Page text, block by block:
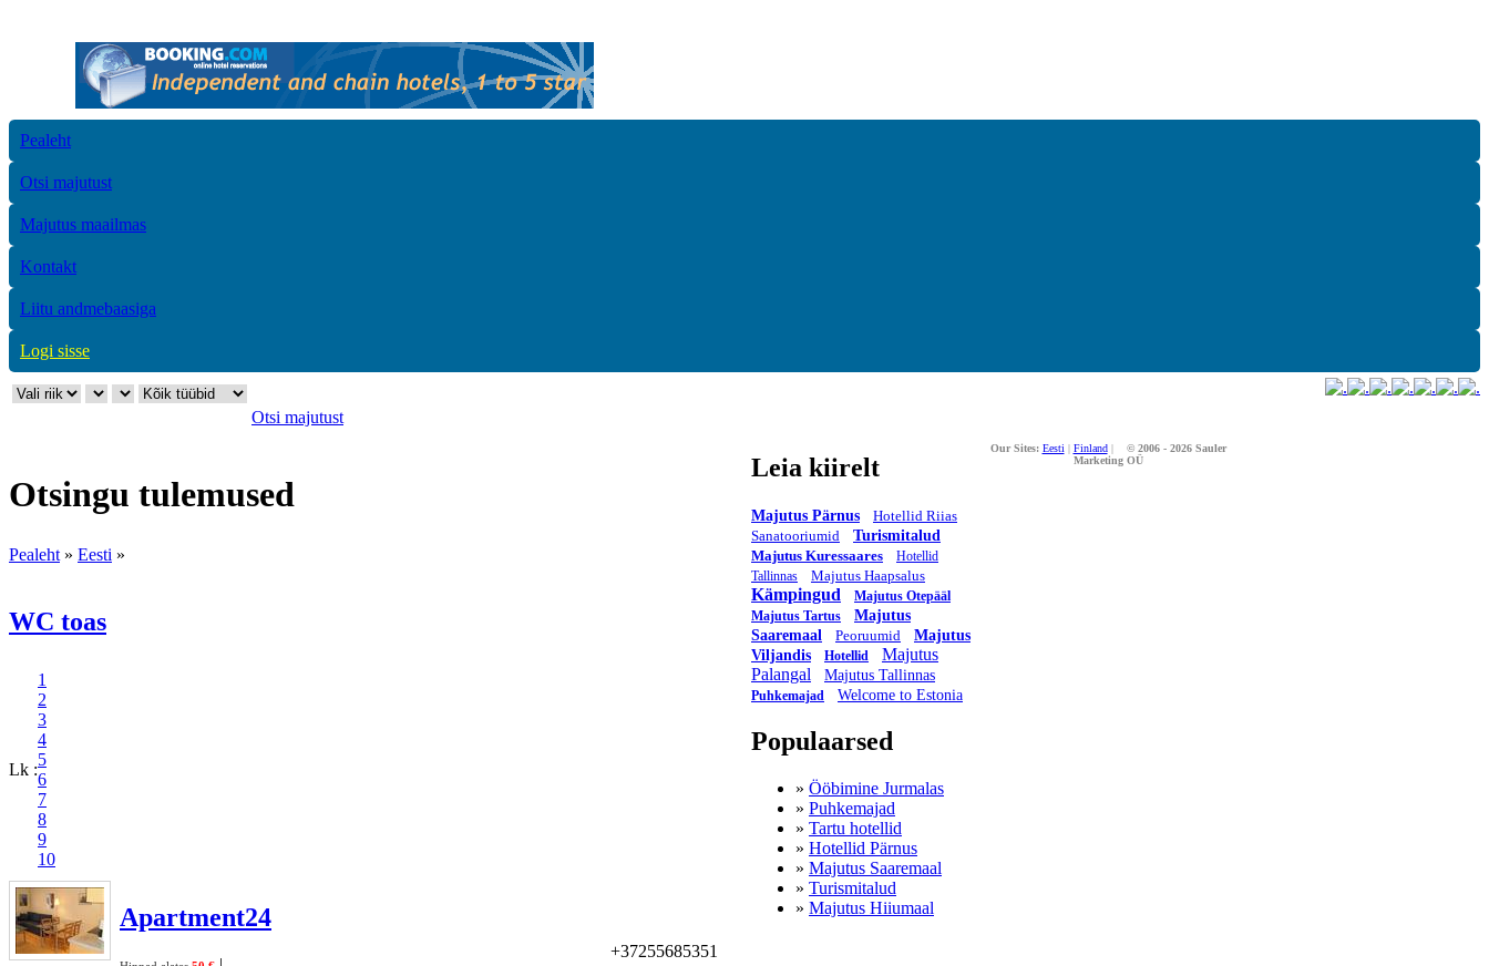
Pealeht
Otsi majutust
Majutus maailmas
Kontakt
Liitu andmebaasiga
Logi sisse
Otsi majutust
Otsingu tulemused
Pealeht » Eesti »
WC toas
Lk :
1
2
3
4
5
6
7
8
9
10
Apartment24
+37255685351
Leia kiirelt
Majutus Pärnus
Hotellid Riias
Sanatooriumid
Turismitalud
Majutus Kuressaares
Hotellid
Tallinnas
Majutus Haapsalus
Kämpingud
Majutus Otepääl
Majutus Tartus
Majutus
Saaremaal
Peoruumid
Majutus
Viljandis
Hotellid
Majutus
Palangal
Majutus Tallinnas
Puhkemajad Welcome to Estonia
Populaarsed
» Ööbimine Jurmalas
» Puhkemajad
» Tartu hotellid
» Hotellid Pärnus
» Majutus Saaremaal
» Turismitalud
» Majutus Hiiumaal
Our Sites: Eesti | Finland| © 2006 - 2026 Sauler
Marketing OÜ